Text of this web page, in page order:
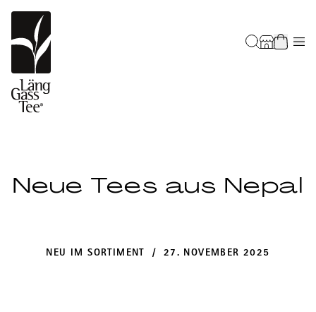
Neue Tees aus Nepal
NEU IM SORTIMENT / 27. NOVEMBER 2025